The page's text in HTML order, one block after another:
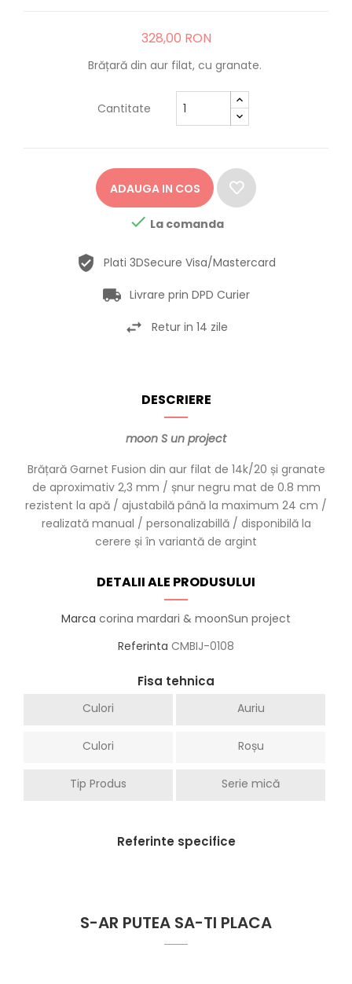
328,00 RON
Brățară din aur filat, cu granate.
Cantitate
ADAUGA IN COS
 La comanda
Plati 3DSecure Visa/Mastercard
Livrare prin DPD Curier
Retur in 14 zile
DESCRIERE
moon S un project
Brățară Garnet Fusion din aur filat de 14k/20 și granate
de aproximativ 2,3 mm / șnur negru mat de 0.8 mm
rezistent la apă / ajustabilă până la maximum 24 cm /
realizată manual / personalizabillă / disponibilă la
cerere și în variantă de argint
DETALII ALE PRODUSULUI
Marca corina mardari & moonSun project
Referinta CMBIJ-0108
Fisa tehnica
Culori Auriu
Culori Roșu
Tip Produs Serie mică
Referinte specifice
S-AR PUTEA SA-TI PLACA